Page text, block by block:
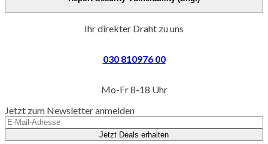
Ihr direkter Draht zu uns
030 810976 00
Mo-Fr 8-18 Uhr
Jetzt zum Newsletter anmelden
Jetzt Deals erhalten